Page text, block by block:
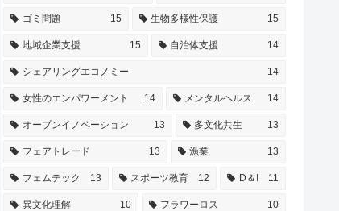
ゴミ問題 15 生物多様性保護 15
地域企業支援 15 自治体支援 14
シェアリングエコノミー 14
女性のエンパワーメント 14 メンタルヘルス 14
オープンイノベーション 13 多文化共生 13
フェアトレード 13 漁業 13
フェムテック 13 スポーツ教育 12 D＆I 11
異文化理解 10 フラワーロス 10